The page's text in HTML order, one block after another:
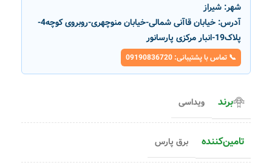
شهر: شیراز
آدرس:
خیابان قاآنی شمالی-خیابان منوچهری-روبروی کوچه4-
پلاک19-انبار مرکزی پارسانور
📞 تماس با پشتیبانی: 09190836720
برند ویداسی
تامین‌کننده برق پارس